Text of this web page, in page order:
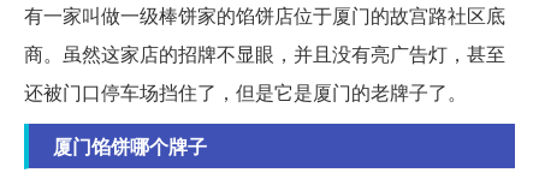
有一家叫做一级棒饼家的馅饼店位于厦门的故宫路社区底
商。虽然这家店的招牌不显眼，并且没有亮广告灯，甚至
还被门口停车场挡住了，但是它是厦门的老牌子了。
厦门馅饼哪个牌子